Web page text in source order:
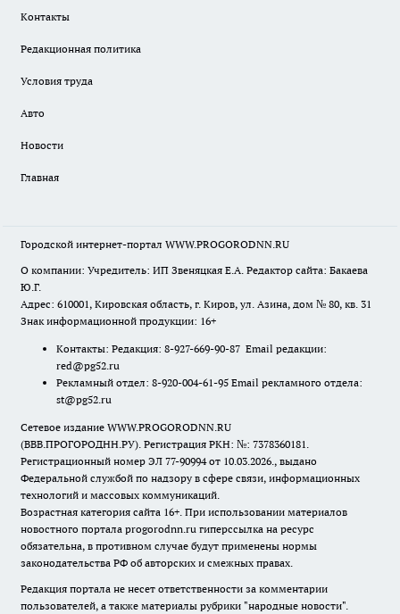
Контакты
Редакционная политика
Условия труда
Авто
Новости
Главная
Городской интернет-портал WWW.PROGORODNN.RU
О компании: Учредитель: ИП Звеняцкая Е.А. Редактор сайта: Бакаева
Ю.Г.
Адрес: 610001, Кировская область, г. Киров, ул. Азина, дом № 80, кв. 31
Знак информационной продукции: 16+
Контакты: Редакция: 8-927-669-90-87 Email редакции:
red@pg52.ru
Рекламный отдел: 8-920-004-61-95 Email рекламного отдела:
st@pg52.ru
Сетевое издание WWW.PROGORODNN.RU
(ВВВ.ПРОГОРОДНН.РУ). Регистрация РКН: №: 7378360181.
Регистрационный номер ЭЛ 77-90994 от 10.03.2026., выдано
Федеральной службой по надзору в сфере связи, информационных
технологий и массовых коммуникаций.
Возрастная категория сайта 16+. При использовании материалов
новостного портала progorodnn.ru гиперссылка на ресурс
обязательна, в противном случае будут применены нормы
законодательства РФ об авторских и смежных правах.
Редакция портала не несет ответственности за комментарии
пользователей, а также материалы рубрики "народные новости".